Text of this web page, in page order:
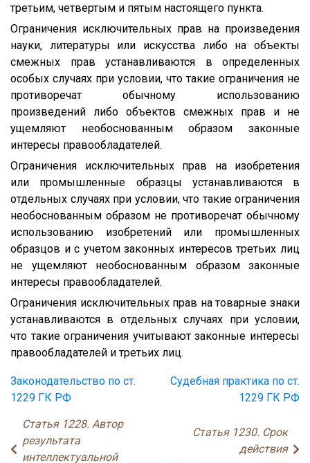
третьим, четвертым и пятым настоящего пункта.
Ограничения исключительных прав на произведения
науки, литературы или искусства либо на объекты
смежных прав устанавливаются в определенных
особых случаях при условии, что такие ограничения не
противоречат обычному использованию
произведений либо объектов смежных прав и не
ущемляют необоснованным образом законные
интересы правообладателей.
Ограничения исключительных прав на изобретения
или промышленные образцы устанавливаются в
отдельных случаях при условии, что такие ограничения
необоснованным образом не противоречат обычному
использованию изобретений или промышленных
образцов и с учетом законных интересов третьих лиц
не ущемляют необоснованным образом законные
интересы правообладателей.
Ограничения исключительных прав на товарные знаки
устанавливаются в отдельных случаях при условии,
что такие ограничения учитывают законные интересы
правообладателей и третьих лиц.
Законодательство по ст.
1229 ГК РФ
Судебная практика по ст.
1229 ГК РФ
Статья 1228. Автор
результата
интеллектуальной
Статья 1230. Срок
действия